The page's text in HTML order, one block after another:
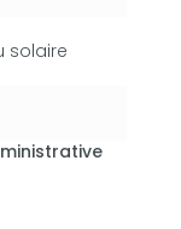
solaire